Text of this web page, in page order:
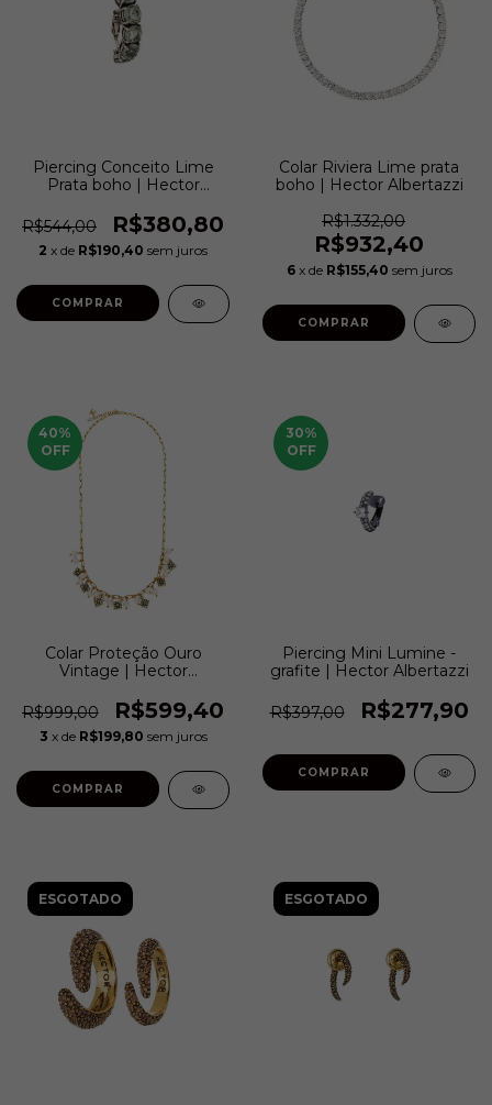
Piercing Conceito Lime
Prata boho | Hector
R$544,00
R$380,80
2 x de R$190,40 sem juros
COMPRAR
Colar Riviera Lime prata
boho | Hector Albertazzi
R$1.332,00
R$932,40
6 x de R$155,40 sem juros
COMPRAR
40%
OFF
Colar Proteção Ouro
Vintage | Hector
R$999,00
R$599,40
3 x de R$199,80 sem juros
30%
OFF
Piercing Mini Lumine -
grafite | Hector Albertazzi
R$397,00 R$277,90
COMPRAR
ESGOTADO ESGOTADO